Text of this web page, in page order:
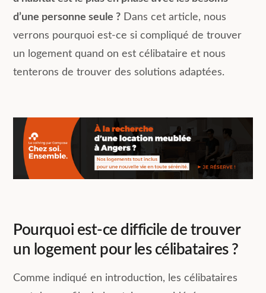
d’une personne seule ? Dans cet article, nous
verrons pourquoi est-ce si compliqué de trouver
un logement quand on est célibataire et nous
tenterons de trouver des solutions adaptées.
Pourquoi est-ce difficile de trouver
un logement pour les célibataires ?
Comme indiqué en introduction, les célibataires